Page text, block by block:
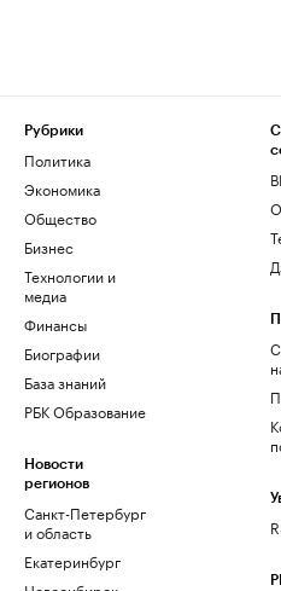
Рубрики
Политика
Экономика
Общество
Бизнес
Технологии и
медиа
Финансы
Биографии
База знаний
РБК Образование
Новости
регионов
Санкт-Петербург
и область
Екатеринбург